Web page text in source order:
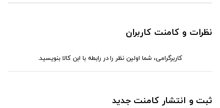
نظرات و کامنت کاربران
کاربرگرامی، شما اولین نظر را در رابطه با ابن کالا بنویسید.
ثبت و انتشار کامنت جدید